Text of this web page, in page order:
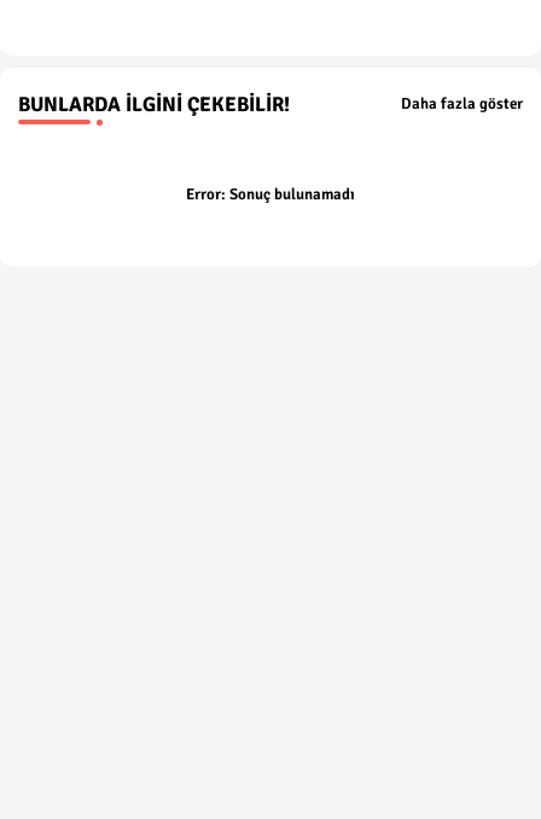
BUNLARDA İLGINI ÇEKEBILIR! Daha fazla göster
Error: Sonuç bulunamadı